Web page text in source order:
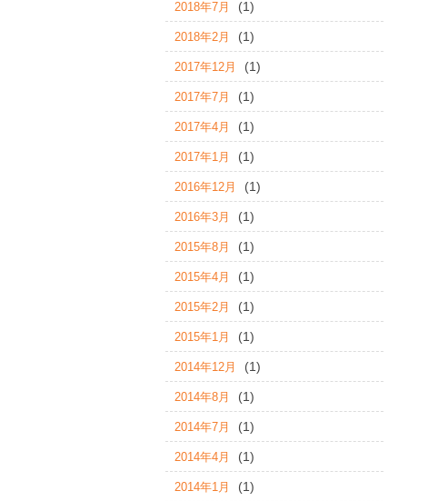
2018年7月 (1)
2018年2月 (1)
2017年12月 (1)
2017年7月 (1)
2017年4月 (1)
2017年1月 (1)
2016年12月 (1)
2016年3月 (1)
2015年8月 (1)
2015年4月 (1)
2015年2月 (1)
2015年1月 (1)
2014年12月 (1)
2014年8月 (1)
2014年7月 (1)
2014年4月 (1)
2014年1月 (1)